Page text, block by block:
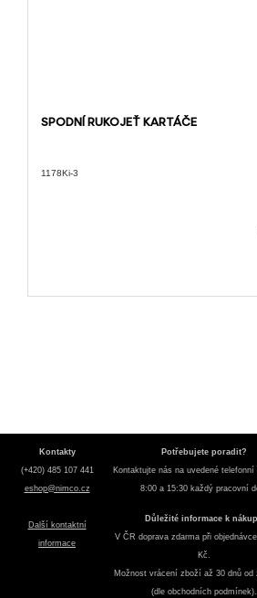
SPODNÍ RUKOJEŤ KARTÁČE
1178Ki-3
Kontakty
(+420) 485 107 441
eshop@nimco.cz
Další kontaktní
informace
Potřebujete poradit?
Kontaktujte nás na uvedené
8:00 a 15:30 každý pracovní
Důležité informace k
V ČR doprava zdarma při
Kč.
Možnost vrácení zboží až 30 dnů od
(dle obchodních podmínek).